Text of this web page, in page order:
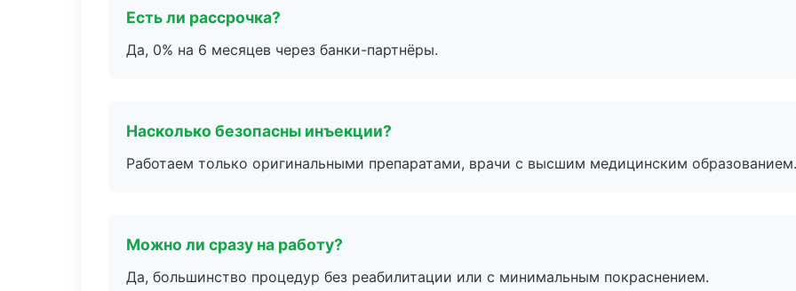
Есть ли рассрочка?
Да, 0% на 6 месяцев через банки-партнёры.
Насколько безопасны инъекции?
Работаем только оригинальными препаратами, врачи с высшим медицинским образованием.
Можно ли сразу на работу?
Да, большинство процедур без реабилитации или с минимальным покраснением.